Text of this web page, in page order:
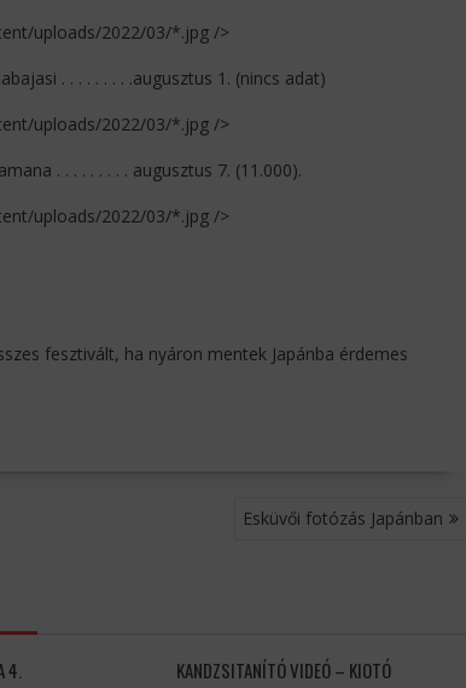
uploads/2022/03/*.jpg />
. . . . . . . . .augusztus 1. (nincs adat)
uploads/2022/03/*.jpg />
. . . . . . . . . augusztus 7. (11.000).
uploads/2022/03/*.jpg />
fesztivált, ha nyáron mentek Japánba érdemes
Esküvői fotózás Japánban
4. KANDZSITANÍTÓ VIDEÓ – KIOTÓ